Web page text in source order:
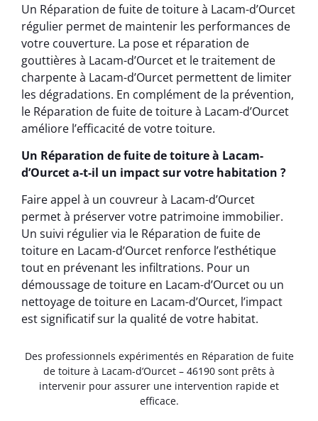
Un Réparation de fuite de toiture à Lacam-d’Ourcet
régulier permet de maintenir les performances de
votre couverture. La pose et réparation de
gouttières à Lacam-d’Ourcet et le traitement de
charpente à Lacam-d’Ourcet permettent de limiter
les dégradations. En complément de la prévention,
le Réparation de fuite de toiture à Lacam-d’Ourcet
améliore l’efficacité de votre toiture.
Un Réparation de fuite de toiture à Lacam-
d’Ourcet a-t-il un impact sur votre habitation ?
Faire appel à un couvreur à Lacam-d’Ourcet
permet à préserver votre patrimoine immobilier.
Un suivi régulier via le Réparation de fuite de
toiture en Lacam-d’Ourcet renforce l’esthétique
tout en prévenant les infiltrations. Pour un
démoussage de toiture en Lacam-d’Ourcet ou un
nettoyage de toiture en Lacam-d’Ourcet, l’impact
est significatif sur la qualité de votre habitat.
Des professionnels expérimentés en Réparation de fuite
de toiture à Lacam-d’Ourcet – 46190 sont prêts à
intervenir pour assurer une intervention rapide et
efficace.